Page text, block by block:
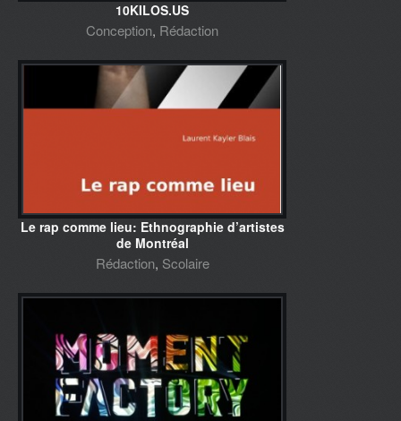
10KILOS.US
Conception, Rédaction
Le rap comme lieu: Ethnographie d’artistes
de Montréal
Rédaction, Scolaire